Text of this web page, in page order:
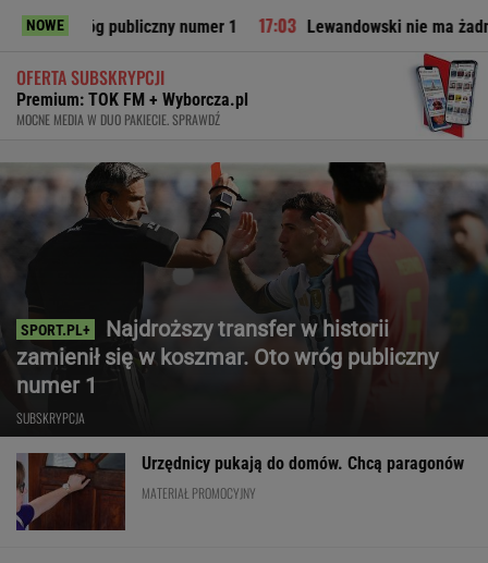
NOWE
publiczny numer 1 Lewandowski nie ma żadnych szans.
OFERTA SUBSKRYPCJI
Premium: TOK FM + Wyborcza.pl
MOCNE MEDIA W DUO PAKIECIE. SPRAWDŹ
Najdroższy transfer w historii
zamienił się w koszmar. Oto wróg publiczny
numer 1
SUBSKRYPCJA
Urzędnicy pukają do domów. Chcą paragonów
MATERIAŁ PROMOCYJNY